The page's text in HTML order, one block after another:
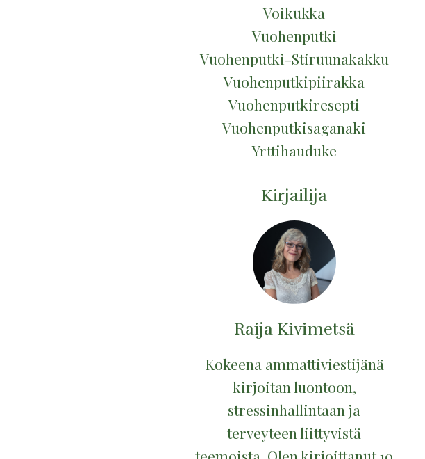
Voikukka
Vuohenputki
Vuohenputki-Stiruunakakku
Vuohenputkipiirakka
Vuohenputkiresepti
Vuohenputkisaganaki
Yrttihauduke
Kirjailija
Raija Kivimetsä
Kokeena ammattiviestijänä
kirjoitan luontoon,
stressinhallintaan ja
terveyteen liittyvistä